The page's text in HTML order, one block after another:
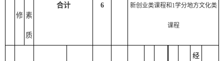
修 素
质
合计 6 新创业类课程和1学分地方文化类
课程
经